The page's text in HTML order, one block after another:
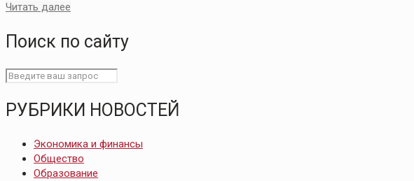
Читать далее
Поиск по сайту
РУБРИКИ НОВОСТЕЙ
Экономика и финансы
Общество
Образование